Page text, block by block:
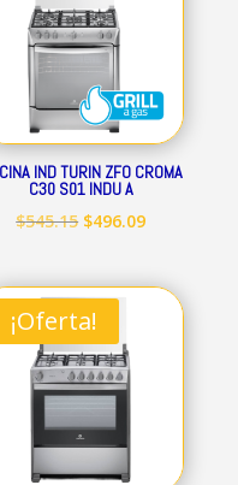
IND TURIN ZFO CROMA
C30 S01 INDU A
$545.15 El
original
era:
$545.15.
$496.09El
actual
¡Oferta!